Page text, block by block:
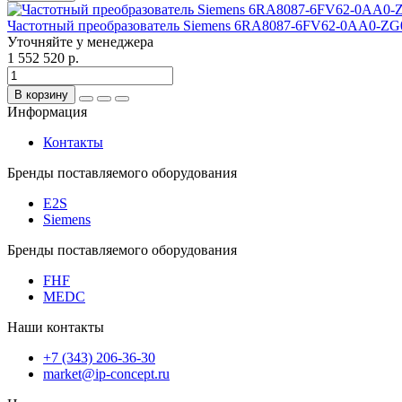
Частотный преобразователь Siemens 6RA8087-6FV62-0AA0-
Уточняйте у менеджера
1 552 520 р.
В корзину
Информация
Контакты
Бренды поставляемого оборудования
E2S
Siemens
Бренды поставляемого оборудования
FHF
MEDC
Наши контакты
+7 (343) 206-36-30
market@ip-concept.ru